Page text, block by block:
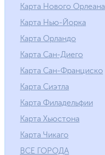
Карта Нового Орлеана
Карта Нью-Йорка
Карта Орландо
Карта Сан-Диего
Карта Сан-Франциско
Карта Сиэтла
Карта Филадельфии
Карта Хьюстона
Карта Чикаго
ВСЕ ГОРОДА